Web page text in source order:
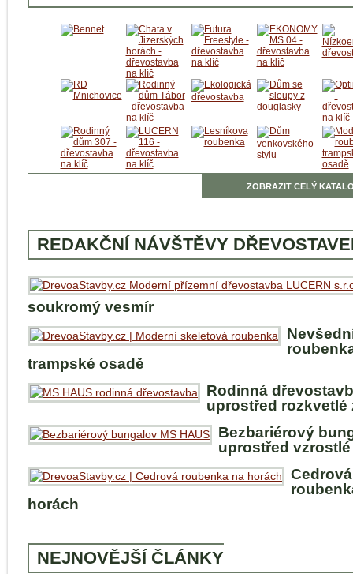
ZOBRAZIT CELÝ
REDAKČNÍ NÁVŠTĚVY
soukromý vesmír
trampské osadě
Rodinná
uprostřed rozkvetlé
Bezbariérový
uprostřed
Cedrová
horách
NEJNOVĚJŠÍ ČLÁNKY